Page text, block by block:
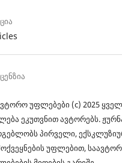
უფლებები (c) 2025
ეკუთვნით ავტორებს.
პირველი,
უფლებით,